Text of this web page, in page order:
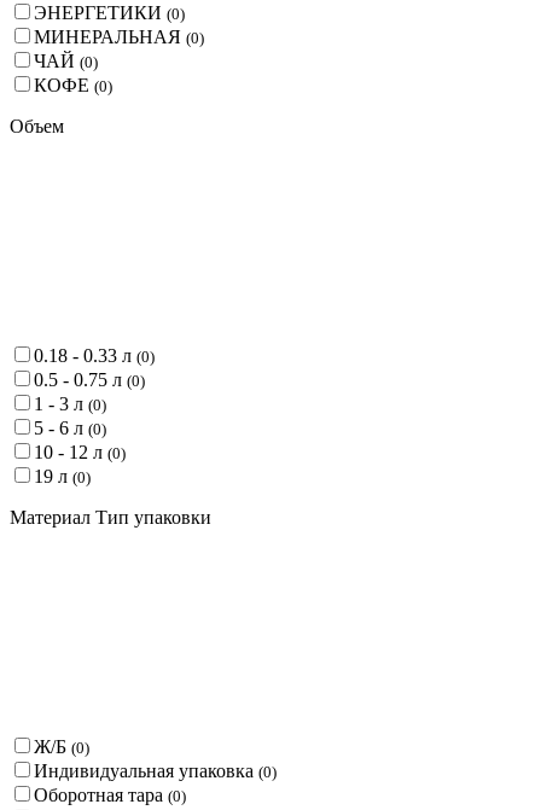
ЭНЕРГЕТИКИ (0)
МИНЕРАЛЬНАЯ (0)
ЧАЙ (0)
КОФЕ (0)
Объем
0.18 - 0.33 л (0)
0.5 - 0.75 л (0)
1 - 3 л (0)
5 - 6 л (0)
10 - 12 л (0)
19 л (0)
Материал Тип упаковки
Ж/Б (0)
Индивидуальная упаковка (0)
Оборотная тара (0)